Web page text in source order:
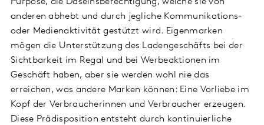
anderen abhebt und durch jegliche Kommunikations-
oder Medienaktivität gestützt wird. Eigenmarken
mögen die Unterstützung des Ladengeschäfts bei der
Sichtbarkeit im Regal und bei Werbeaktionen im
Geschäft haben, aber sie werden wohl nie das
erreichen, was andere Marken können: Eine Vorliebe im
Kopf der Verbraucherinnen und Verbraucher erzeugen.
Diese Prädisposition entsteht durch kontinuierliche